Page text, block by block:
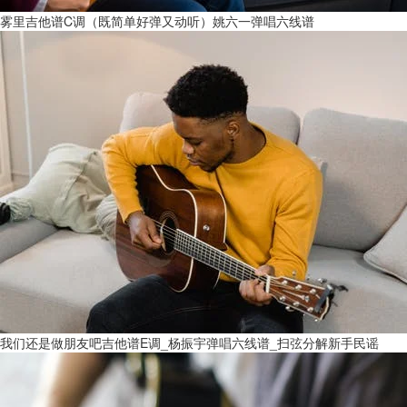
雾里吉他谱C调（既简单好弹又动听）姚六一弹唱六线谱
我们还是做朋友吧吉他谱E调_杨振宇弹唱六线谱_扫弦分解新手民谣